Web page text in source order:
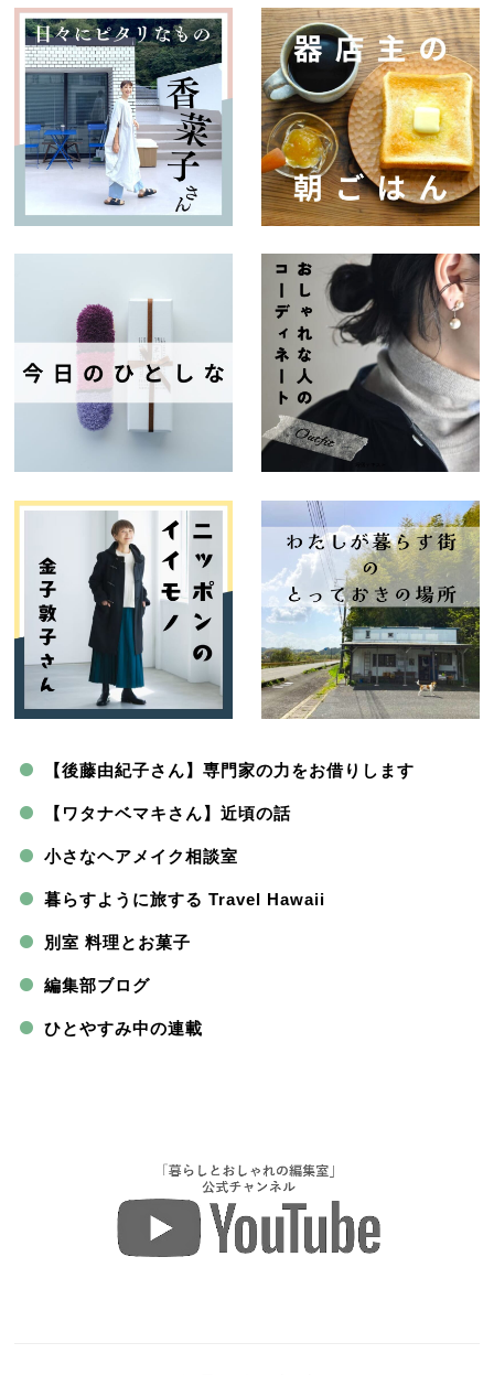
【後藤由紀子さん】専門家の力をお借りします
【ワタナベマキさん】近頃の話
小さなヘアメイク相談室
暮らすように旅する Travel Hawaii
別室 料理とお菓子
編集部ブログ
ひとやすみ中の連載